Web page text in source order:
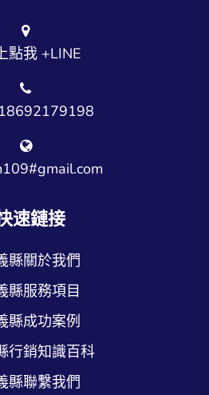
點我 +LINE
速鏈接
縣關於我們
縣服務項目
縣成功案例
行銷知識百科
縣聯繫我們